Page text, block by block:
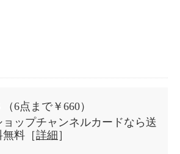
（6点まで￥660）
ョップチャンネルカードなら送
無料［詳細 ］